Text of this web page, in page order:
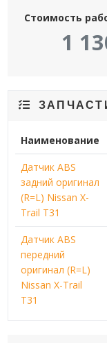
Стоимость
1
Наименование
Датчик ABS
задний оригинал
(R=L) Nissan X-
Trail T31
Датчик ABS
передний
оригинал (R=L)
Nissan X-Trail
T31